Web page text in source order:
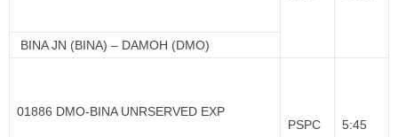
BINA JN (BINA) – DAMOH (DMO)
01886 DMO-BINA UNRSERVED EXP
PSPC
5:45